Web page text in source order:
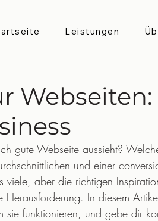
Leistungen
gute Webseite aussieht?
und einer
viele, aber die richtigen
Herausforderung. In diesem
sie funktionieren, und gebe dir